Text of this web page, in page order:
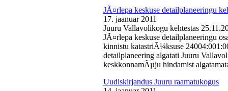
JÃ¤rlepa keskuse detailplaneeringu
17. jaanuar 2011
Juuru Vallavolikogu kehtestas
JÃ¤rlepa keskuse detailplaneeringu
kinnistu katastriÃ¼ksuse
detailplaneering algatati Juuru
keskkonnamÃµju hindamist
Uudiskirjandus Juuru raamatukogus